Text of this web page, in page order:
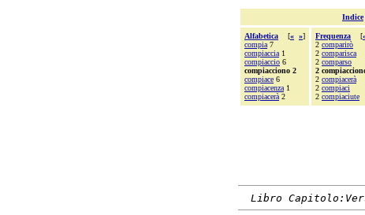
Indice
Alfabetica [« »]
compia 7
compiaccia 1
compiaccio 6
compiacciono 2
compiace 6
compiacenza 1
compiacerà 2
Frequenza [
2 comparirò
2 comparisca
2 comparso
2
2 compiacerà
2 compiaci
2 compiaciute
Libro